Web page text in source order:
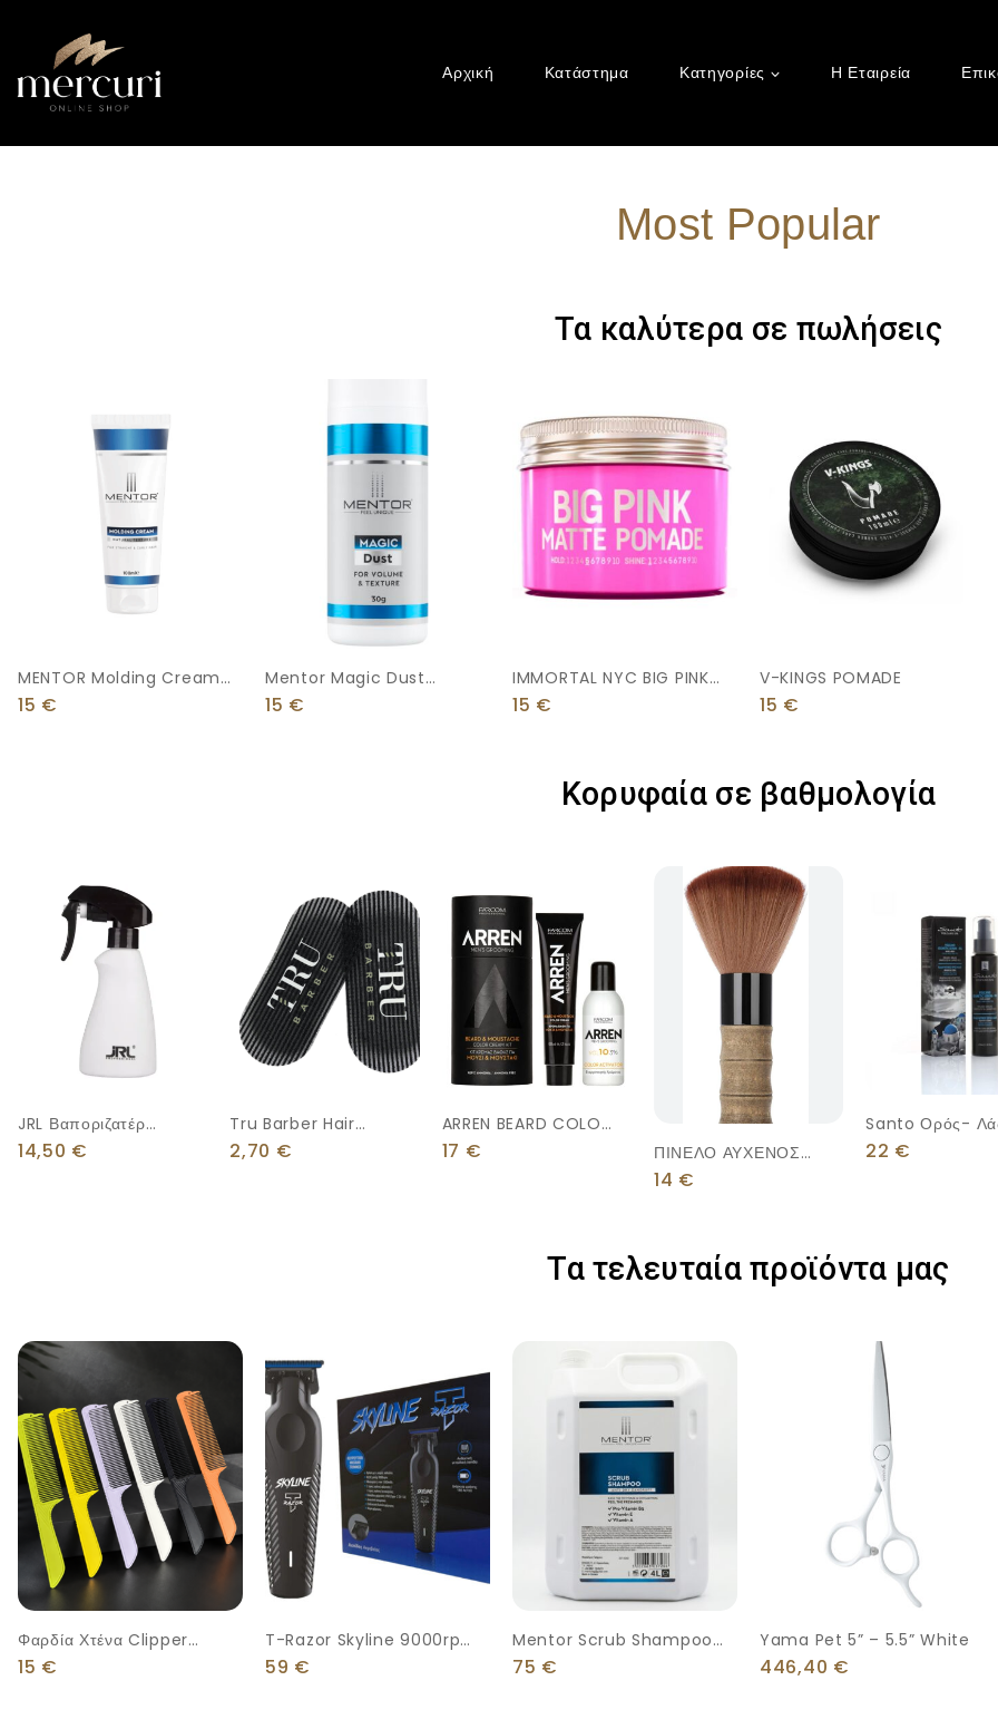
Αρχική Κατάστημα Κατηγορίες Η Εταιρεία
Most Popular
Τα καλύτερα σε πωλήσεις
MENTOR Molding Cream
100ml
15 €
Mentor Magic Dust
Powder 30g
15 €
IMMORTAL NYC BIG PINK
MATTE MATTE POMADE
15 €
V-KINGS POMADE
15 €
Κορυφαία σε βαθμολογία
JRL Βαποριζατέρ
150ml White
14,50 €
Tru Barber Hair
Grippers – 2 Τμχ –
2,70 €
ARREN BEARD COLOR
KIT
17 €
ΠΙΝΕΛΟ ΑΥΧΕΝΟΣ
ΜΑΚΡΥ ΞΥΛΙΝΟ
14 €
Santo Ορός-
Μαλλιά Και Σώμα
22 €
Τα τελευταία προϊόντα μας
Φαρδία Χτένα Clipper
Comb
15 €
T-Razor Skyline 9000rpm
Επαγγελματική
59 €
Mentor Scrub Shampoo
Anti-Dry Dandruff 4lt
75 €
Yama Pet 5” – 5.5” White
446,40 €